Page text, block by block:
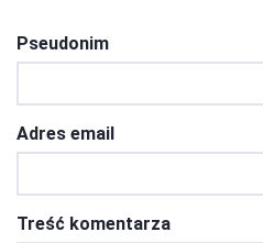
Pseudonim
Adres email
Treść komentarza